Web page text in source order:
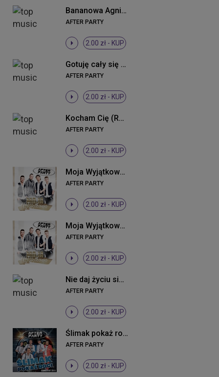
Bananowa Agnieszka (Radio Edit)
AFTER PARTY
2.00 zł - KUP
Gotuję cały się (Radio Edit)
AFTER PARTY
2.00 zł - KUP
Kocham Cię (Radio Edit)
AFTER PARTY
2.00 zł - KUP
Moja Wyjątkowa (Radio Edit)
AFTER PARTY
2.00 zł - KUP
Moja Wyjątkowa (Radio Edit)
AFTER PARTY
2.00 zł - KUP
Nie daj życiu się (Radio Edit)
AFTER PARTY
2.00 zł - KUP
Ślimak pokaż rogi (Extended)
AFTER PARTY
2.00 zł - KUP